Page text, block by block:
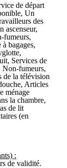
de départ
Un
des
ascenseur,
fumeurs,
bagages,
Services de
Non-fumeurs,
la télévision
Articles
ménage
la chambre,
de lit
(en
:
de validité.